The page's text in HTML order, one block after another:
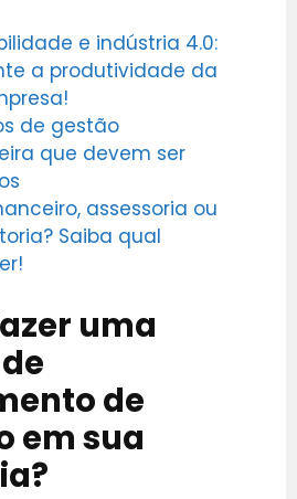
e indústria 4.0:
a produtividade da
de gestão
que devem ser
assessoria ou
Saiba qual
uma
de
em sua